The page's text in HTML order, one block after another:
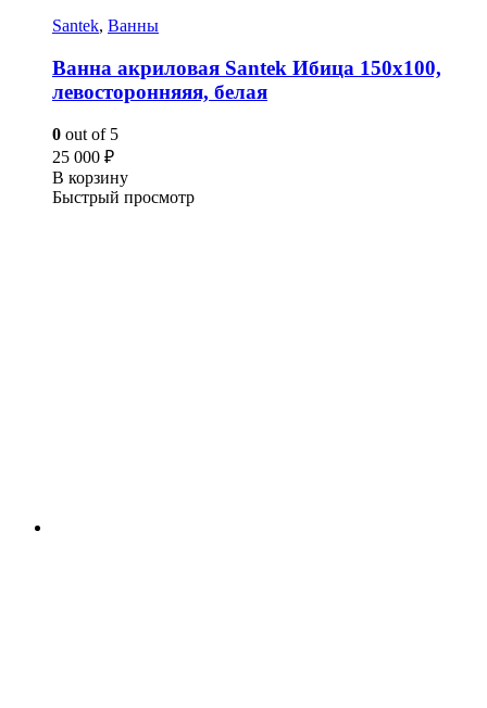
Santek, Ванны
Ванна акриловая Santek Ибица 150х100,
левосторонняяя, белая
0 out of 5
25 000 ₽
В корзину
Быстрый просмотр